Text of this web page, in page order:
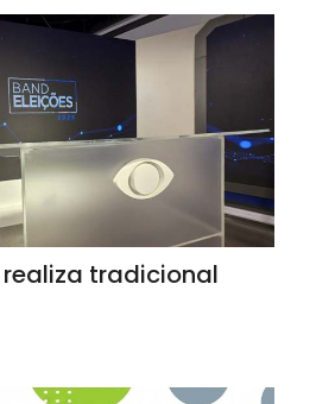
realiza tradicional